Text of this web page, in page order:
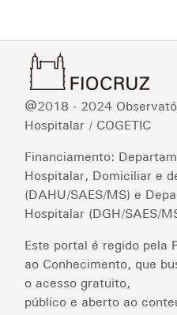
@2018 - 2024
Hospitalar / COGETIC
Financiamento:
Hospitalar, Domiciliar e
(DAHU/SAES/MS) e
Hospitalar (DGH/SAES/
Este portal é regido pela
ao Conhecimento, que
o acesso gratuito,
público e aberto ao